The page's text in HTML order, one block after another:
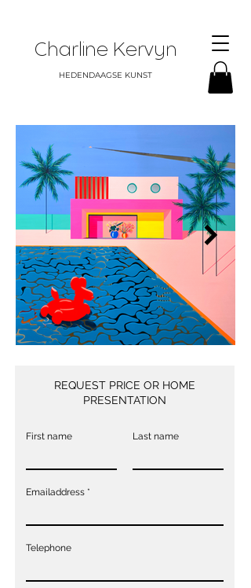
Charline Kervyn
HEDENDAAGSE KUNST
REQUEST PRICE OR HOME
PRESENTATION
First name Last name
Emailaddress
Telephone